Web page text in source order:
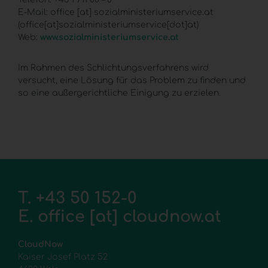
E-Mail: office [at] sozialministeriumservice.at
(office[at]sozialministeriumservice[dot]at)
Web: www.sozialministeriumservice.at
Im Rahmen des Schlichtungsverfahrens wird
versucht, eine Lösung für das Problem zu finden und
so eine außergerichtliche Einigung zu erzielen.
T. +43 50 152-0
E. office [at] cloudnow.at
CloudNow
Kaiser Josef Platz 52